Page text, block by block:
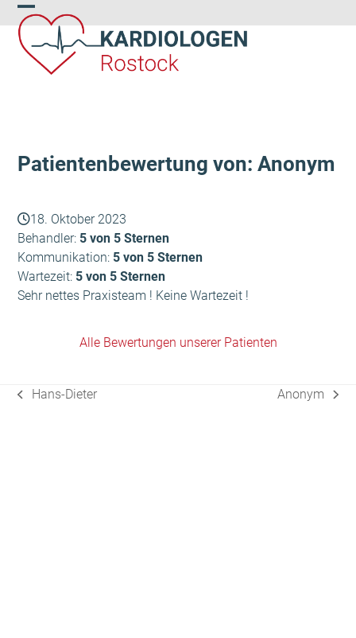
Skip
to
content
Open
mobile
menu
Close
mobile
menu
Patientenbewertung von: Anonym
18. Oktober 2023
Behandler: 5 von 5 Sternen
Kommunikation: 5 von 5 Sternen
Wartezeit: 5 von 5 Sternen
Sehr nettes Praxisteam ! Keine Wartezeit !
Alle Bewertungen unserer Patienten
vorheriger
Hans-Dieter
Nächster
Anonym